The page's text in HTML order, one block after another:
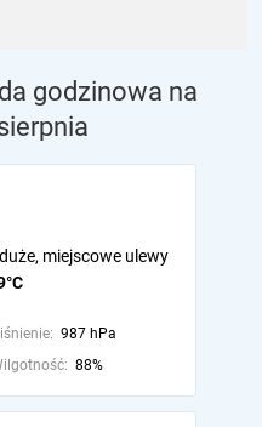
godzinowa na
miejscowe ulewy
987 hPa
88%